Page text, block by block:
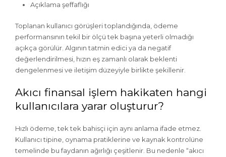
Açıklama şeffaflığı
Toplanan kullanıcı görüşleri toplandığında, ödeme
performansının tekil bir ölçü tek başına yeterli olmadığı
açıkça görülür. Algının tatmin edici ya da negatif
değerlendirilmesi, hızın eş zamanlı olarak beklenti
dengelenmesi ve iletişim düzeyiyle birlikte şekillenir.
Akıcı finansal işlem hakikaten hangi
kullanıcılara yarar oluşturur?
Hızlı ödeme, tek tek bahisçi için aynı anlama ifade etmez.
Kullanıcı tipine, oynama pratiklerine ve kaynak kontrolüne
temelinde bu faydanın ağırlığı çeşitlenir. Bu nedenle “akıcı